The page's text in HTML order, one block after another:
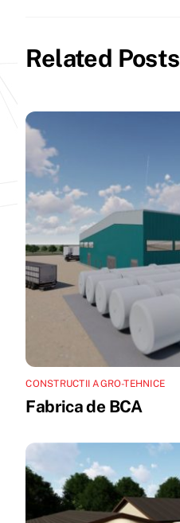
Related Posts
CONSTRUCTII AGRO-TEHNICE
Fabrica de BCA